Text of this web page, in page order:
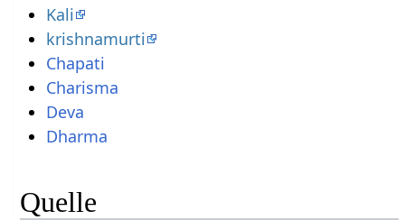
Kali
krishnamurti
Chapati
Charisma
Deva
Dharma
Quelle